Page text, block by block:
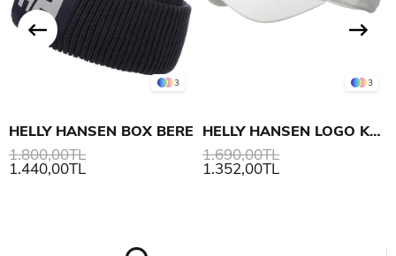
3
HELLY HANSEN BOX BERE
1.440,00TL
1.800,00TL
3
HELLY HANSEN LOGO KEP ŞAPKA
1.352,00TL
1.690,00TL